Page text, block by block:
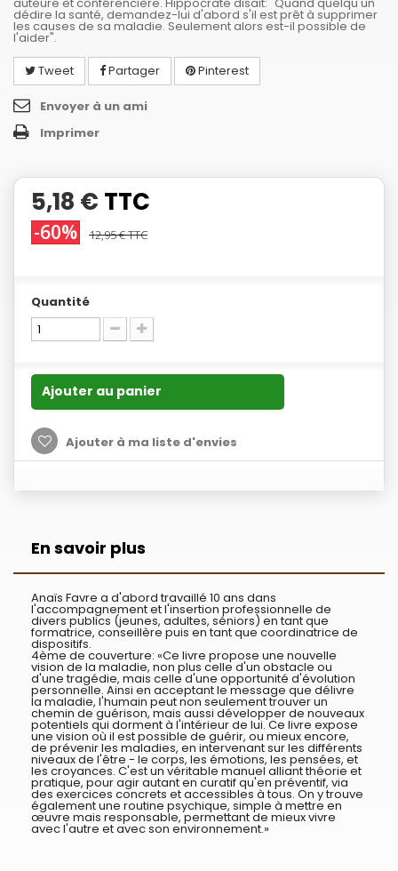
dédire la santé, demandez-lui d'abord s'il est prêt à supprimer
les causes de sa maladie. Seulement alors est-il possible de
l'aider".
Tweet
Partager Pinterest
Envoyer à un ami
Imprimer
5,18 € TTC
-60% 12,95 €TTC
Quantité
Ajouter au panier
Ajouter à ma liste d'envies
En savoir plus
Anaïs Favre a d'abord travaillé 10 ans dans
l'accompagnement et l'insertion professionnelle de
divers publics (jeunes, adultes, séniors) en tant que
formatrice, conseillère puis en tant que coordinatrice de
dispositifs.
4ème de couverture: «Ce livre propose une nouvelle
vision de la maladie, non plus celle d'un obstacle ou
d'une tragédie, mais celle d'une opportunité d'évolution
personnelle. Ainsi en acceptant le message que délivre
la maladie, l'humain peut non seulement trouver un
chemin de guérison, mais aussi développer de nouveaux
potentiels qui dorment à l'intérieur de lui. Ce livre expose
une vision où il est possible de guérir, ou mieux encore,
de prévenir les maladies, en intervenant sur les différents
niveaux de l'être - le corps, les émotions, les pensées, et
les croyances. C'est un véritable manuel alliant théorie et
pratique, pour agir autant en curatif qu'en préventif, via
des exercices concrets et accessibles à tous. On y trouve
également une routine psychique, simple à mettre en
œuvre mais responsable, permettant de mieux vivre
avec l'autre et avec son environnement.»